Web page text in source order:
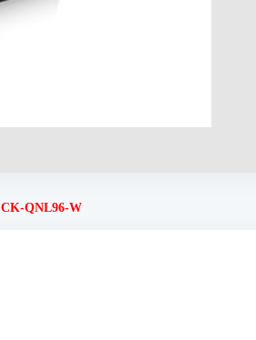
CK-QNL96-W